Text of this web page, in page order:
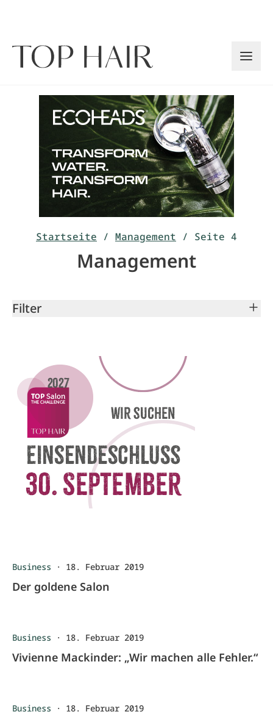
Startseite / Management / Seite 4
Management
Business · 18. Februar 2019
Der goldene Salon
Business · 18. Februar 2019
Vivienne Mackinder: „Wir machen alle Fehler.“
Business · 18. Februar 2019
Filter